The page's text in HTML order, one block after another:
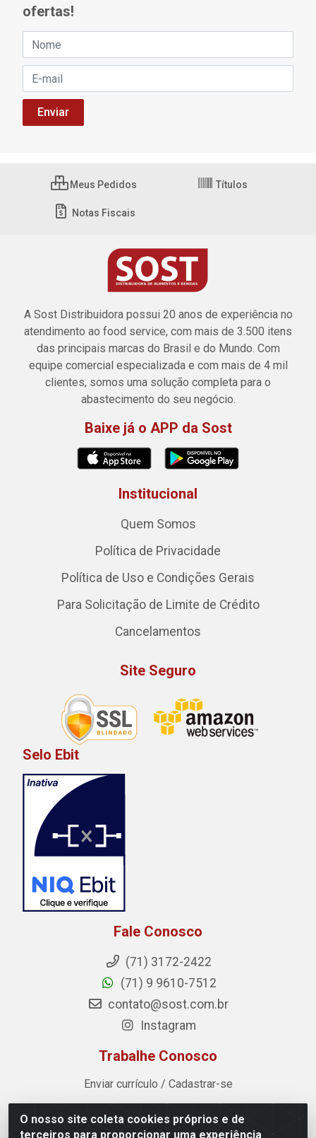
O nosso site coleta cookies próprios e de
terceiros para proporcionar uma experiência
ofertas!
Meus Pedidos Títulos
Notas Fiscais
A Sost Distribuidora possui 20 anos de experiência no
atendimento ao food service, com mais de 3.500 itens
das principais marcas do Brasil e do Mundo. Com
equipe comercial especializada e com mais de 4 mil
clientes, somos uma solução completa para o
abastecimento do seu negócio.
Baixe já o APP da Sost
Institucional
Quem Somos
Política de Privacidade
Política de Uso e Condições Gerais
Para Solicitação de Limite de Crédito
Cancelamentos
Site Seguro
Selo Ebit
Fale Conosco
(71) 3172-2422
(71) 9 9610-7512
contato@sost.com.br
Instagram
Trabalhe Conosco
Enviar currículo / Cadastrar-se
Sost Distribuidora - Rua Cândido Rissut, 254 - Recreio